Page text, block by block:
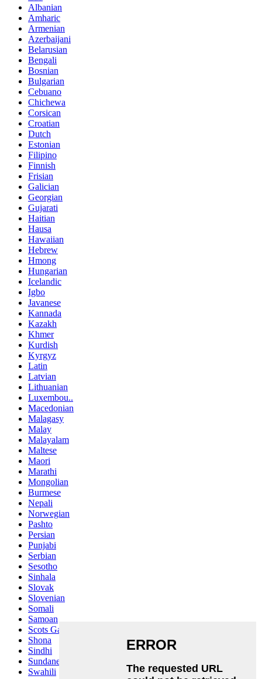
Albanian
Amharic
Armenian
Azerbaijani
Belarusian
Bengali
Bosnian
Bulgarian
Cebuano
Chichewa
Corsican
Croatian
Dutch
Estonian
Filipino
Finnish
Frisian
Galician
Georgian
Gujarati
Haitian
Hausa
Hawaiian
Hebrew
Hmong
Hungarian
Icelandic
Igbo
Javanese
Kannada
Kazakh
Khmer
Kurdish
Kyrgyz
Latin
Latvian
Lithuanian
Luxembou..
Macedonian
Malagasy
Malay
Malayalam
Maltese
Maori
Marathi
Mongolian
Burmese
Nepali
Norwegian
Pashto
Persian
Punjabi
Serbian
Sesotho
Sinhala
Slovak
Slovenian
Somali
Samoan
Scots Gaelic
Shona
Sindhi
Sundanese
Swahili